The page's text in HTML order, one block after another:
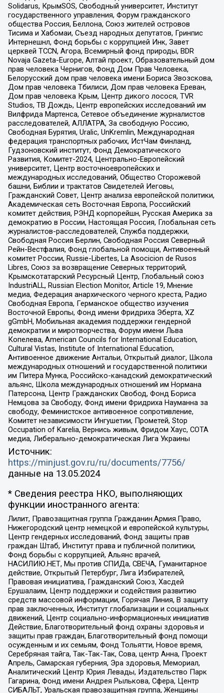
Solidarus, КрымSOS, Свободный университет, Институт
государственного управления, Форум гражданского
общества Россия, Беллона, Союз жителей островов
Тисима и Хабомаи, Съезд народных депутатов, Гринпис
Интернешнл, Фонд борьбы с коррупцией Инк, Завет
церквей TCCN, Агора, Всемирный фонд природы, BDR
Novaja Gazeta-Europe, Алтай проект, Образовательный дом
прав человека Чернигов, Фонд Дом Прав Человека,
Белорусский дом прав человека имени Бориса Звозскова,
Дом прав человека Тбилиси, Дом прав человека Ереван,
Дом прав человека Крым, Центр дикого лосося, TVR
Studios, ТВ Дождь, Центр европейских исследований им
Вилфрида Мартенса, Сетевое объединение журналистов
расследователей, АЛЛАТРА, За свободную Россию,
Свободная Бурятия, Uralic, UnKremlin, Международная
федерация транспортных рабочих, ИстЧам Финланд,
Гудзоновский институт, Фонд Демократического
Развития, Комитет-2024, Центрально-Европейский
университет, Центр восточноевропейских и
международных исследований, Общество Сторожевой
башни, Библии и трактатов Свидетелей Иеговы,
Гражданский Совет, Центр анализа европейской политики,
Академическая сеть Восточная Европа, Российский
комитет действия, РЭНД корпорейшн, Русская Америка за
демократию в России, Настоящая Россия, Глобальная сеть
журналистов-расследователей, Служба поддержки,
Свободная Россия Берлин, Свободная Россия Северный
Рейн-Вестфалия, Фонд глобальной помощи, Антивоенный
комитет России, Russie-Libertes, La Asocicion de Rusos
Libres, Союз за возвращение Северных территорий,
Крымскотатарский Ресурсный Центр, Глобальный союз
IndustriALL, Russian Election Monitor, Article 19, Мнение
медиа, Федерация анархического черного креста, Радио
Свободная Европа, Германское общество изучения
Восточной Европы, Фонд имени Фридриха Эберта, XZ
gGmbH, Мобильная академия поддержки гендерной
демократии и миротворчества, Форум имени Льва
Копелева, American Councils for International Education,
Cultural Vistas, Institute of International Education,
Антивоенное движение Антальи, Открытый диалог, Школа
международных отношений и государственной политики
им Питера Мунка, Российско-канадский демократический
альянс, Школа международных отношений им Нормана
Патерсона, Центр Гражданских Свобод, Фонд Бориса
Немцова за Свободу, Фонд имени Фридриха Науманна за
свободу, Феминистское антивоенное сопротивление,
Комитет независимости Ингушетии, Прометей, Stop
Occupation of Karelia, Вернись живым, Фридом Хаус, СОТА
медиа, Либерально-демократическая Лига Украины
Источник:
https://minjust.gov.ru/ru/documents/7756/
данные на 13.05.2024
* Сведения реестра НКО, выполняющих
функции иностранного агента:
Лилит, Правозащитная группа Гражданин.Армия.Право,
Нижегородский центр немецкой и европейской культуры,
Центр гендерных исследований, Фонд защиты прав
граждан Штаб, Институт права и публичной политики,
Фонд борьбы с коррупцией, Альянс врачей,
НАСИЛИЮ.НЕТ, Мы против СПИДа, СВЕЧА, Гуманитарное
действие, Открытый Петербург, Лига Избирателей,
Правовая инициатива, Гражданский Союз, Хасдей
Ерушалаим, Центр поддержки и содействия развитию
средств массовой информации, Горячая Линия, В защиту
прав заключенных, Институт глобализации и социальных
движений, Центр социально-информационных инициатив
Действие, Благотворительный фонд охраны здоровья и
защиты прав граждан, Благотворительный фонд помощи
осужденным и их семьям, Фонд Тольятти, Новое время,
Серебряная тайга, Так-Так-Так, Сова, центр Анна, Проект
Апрель, Самарская губерния, Эра здоровья, Мемориал,
Аналитический Центр Юрия Левады, Издательство Парк
Гагарина, Фонд имени Андрея Рылькова, Сфера, Центр
СИБАЛЬТ, Уральская правозащитная группа, Женщины